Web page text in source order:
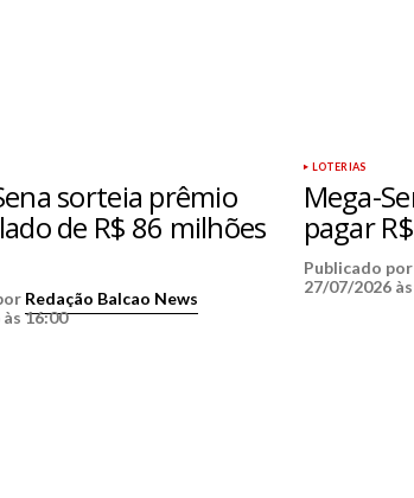
sorteia prêmio
de R$ 86 milhões
Redação Balcao News
16:00
LOTERIAS
Mega-
pagar
Publicado por
27/07/2026